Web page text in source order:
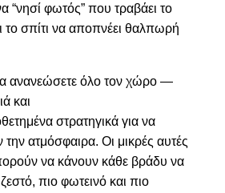
“νησί φωτός” που τραβάει το
το σπίτι να αποπνέει θαλπωρή
ανανεώσετε όλο τον χώρο —
και
στρατηγικά για να
ατμόσφαιρα. Οι μικρές αυτές
να κάνουν κάθε βράδυ να
ζεστό, πιο φωτεινό και πιο